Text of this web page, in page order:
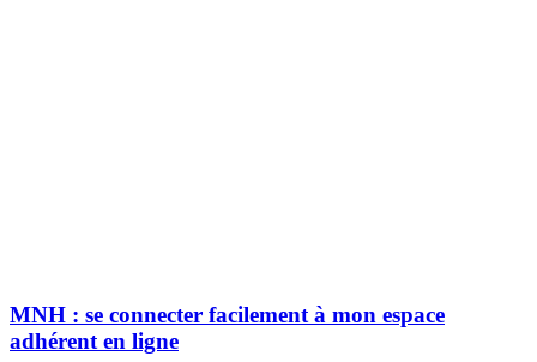
MNH : se connecter facilement à mon espace
adhérent en ligne